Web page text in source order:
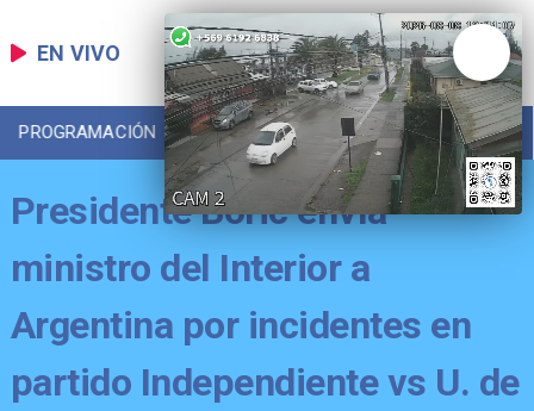
EN VIVO
PROGRAMACIÓN LOCAL DEPORTES
Presidente Boric envía
ministro del Interior a
Argentina por incidentes en
partido Independiente vs U. de